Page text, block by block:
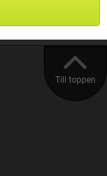
Till toppen